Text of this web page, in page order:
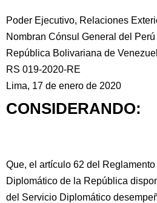
Poder Ejecutivo, Relaciones
Nombran Cónsul General del
República Bolivariana de
RS 019-2020-RE
Lima, 17 de enero de 2020
CONSIDERANDO:
Que, el artículo 62 del
Diplomático de la República
del Servicio Diplomático